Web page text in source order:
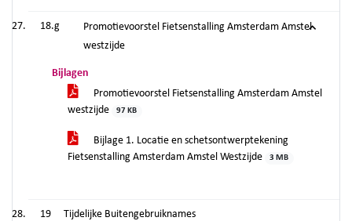
18.g
Promotievoorstel Fietsenstalling Amsterdam Amstel
westzijde
Bijlagen
Promotievoorstel Fietsenstalling Amsterdam Amstel
westzijde
97 KB
Bijlage 1. Locatie en schetsontwerptekening
Fietsenstalling Amsterdam Amstel Westzijde
3 MB
19 Tijdelijke Buitengebruiknames